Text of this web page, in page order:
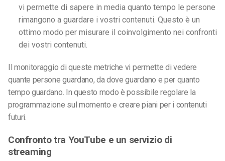
vi permette di sapere in media quanto tempo le persone
rimangono a guardare i vostri contenuti. Questo è un
ottimo modo per misurare il coinvolgimento nei confronti
dei vostri contenuti.
Il monitoraggio di queste metriche vi permette di vedere
quante persone guardano, da dove guardano e per quanto
tempo guardano. In questo modo è possibile regolare la
programmazione sul momento e creare piani per i contenuti
futuri.
Confronto tra YouTube e un servizio di
streaming